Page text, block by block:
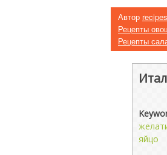
Автор recipes
Рецепты
Рецепты
яйцо